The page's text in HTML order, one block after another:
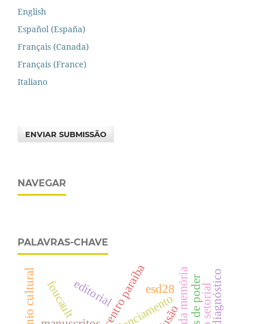
English
Español (España)
Français (Canada)
Français (France)
Italiano
ENVIAR SUBMISSÃO
NAVEGAR
PALAVRAS-CHAVE
editorialsilenciamento
foucault diagnóstico
esd28